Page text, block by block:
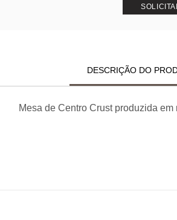
DESCRIÇÃO DO
Mesa de Centro Crust produzida